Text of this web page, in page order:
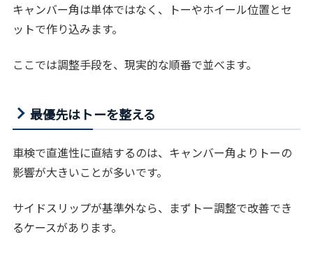
キャンバー角は単体ではなく、トーやホイール位置とセ
ットで作り込みます。
ここでは調整手段を、現実的な順番で並べます。
最優先はトーを整える
車検で直進性に直結するのは、キャンバー角よりトーの
影響が大きいことが多いです。
サイドスリップが基準外なら、まずトー調整で改善でき
るケースがあります。